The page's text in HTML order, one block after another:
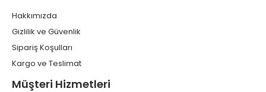
Hakkımızda
Gizlilik ve Güvenlik
Sipariş Koşulları
Kargo ve Teslimat
Müşteri Hizmetleri